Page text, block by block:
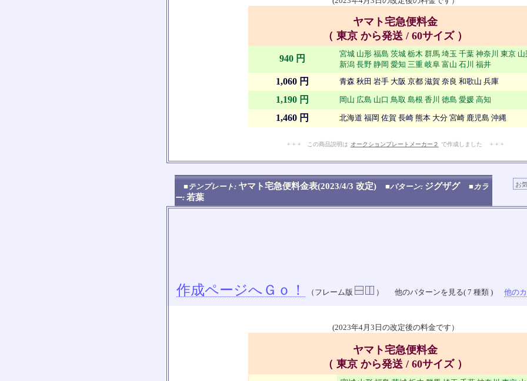
ヤマト宅急便料金
（ 東京 から発送 / 60サイズ ）
940 円
宮城 山形 福島 茨城 栃木 群馬 埼玉 千葉 神奈川 東京 山
新潟 長野 静岡 愛知 三重 岐阜 富山 石川 福井
1,060 円 青森 秋田 岩手 大阪 京都 滋賀 奈良 和歌山 兵庫
1,190 円 岡山 広島 山口 鳥取 島根 香川 徳島 愛媛 高知
1,460 円 北海道 福岡 佐賀 長崎 熊本 大分 宮崎 鹿児島 沖縄
+ + + この商品説明は オークションプレートメーカー２ で作成しました + + +
■テンプレート: ヤマト宅急便料金表(2023/4/3 改定) ■パターン: ジグザグ ■カラ
ー: 若葉
作成ページへＧｏ！ （フレーム版 ） 他のパターンを見る( 7 種類 ) 他の
(2023年4月3日の改定後の料金です）
ヤマト宅急便料金
（ 東京 から発送 / 60サイズ ）